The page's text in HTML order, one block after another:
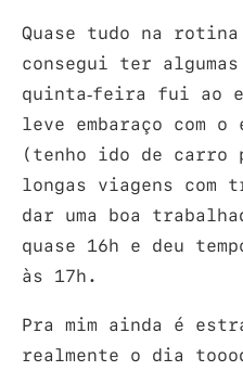
Quase tudo na
consegui ter
quinta-feira fui ao
leve embaraço com o
(tenho ido de
longas viagens com
dar uma boa
quase 16h e deu
às 17h.
Pra mim ainda é
realmente o dia